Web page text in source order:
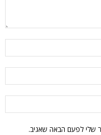
שלי לפעם הבאה שאגיב.